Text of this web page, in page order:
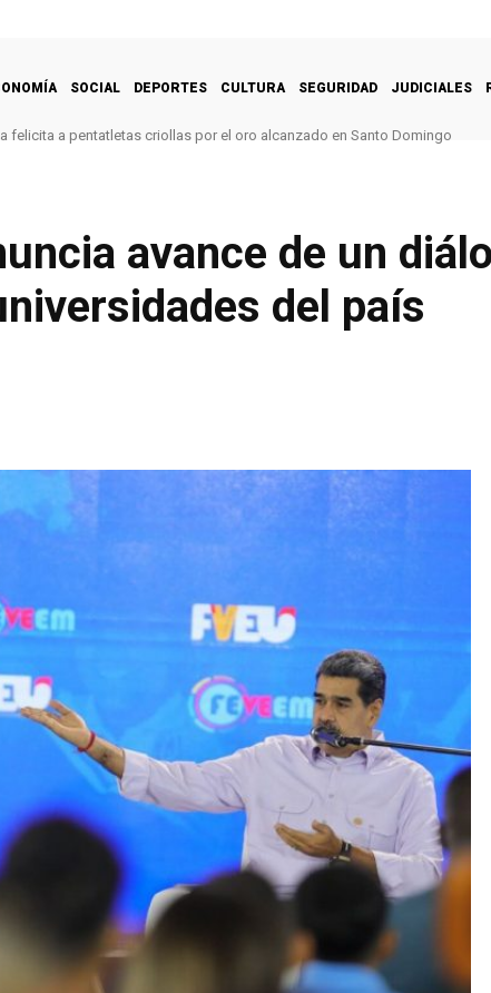
SOCIAL DEPORTES CULTURA SEGURIDAD JUDICIALES
felicita a pentatletas criollas por el oro alcanzado en Santo Domingo
avance de un
del país